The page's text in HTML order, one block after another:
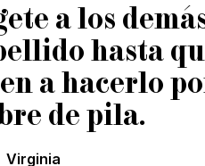
a los
hasta
a hacerlo
de pila.
Virginia